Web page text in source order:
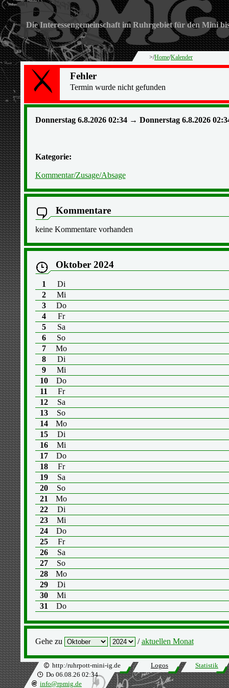
Die Interessengemeinschaft im Ruhrgebiet für den Mini
>/Home/Kalender
Fehler
Termin wurde nicht gefunden
Donnerstag 6.8.2026 02:34 → Donnerstag 6.8.2026
Kategorie:
Kommentar/Zusage/Absage
Kommentare
keine Kommentare vorhanden
Oktober 2024
1
Di
2
Mi
3
Do
4
Fr
5
Sa
6
So
7
Mo
8
Di
9
Mi
10
Do
11
Fr
12
Sa
13
So
14
Mo
15
Di
16
Mi
17
Do
18
Fr
19
Sa
20
So
21
Mo
22
Di
23
Mi
24
Do
25
Fr
26
Sa
27
So
28
Mo
29
Di
30
Mi
31
Do
Gehe zu /aktuellen Monat
http:/ruhrpott-mini-ig.de Logos
Statistik
Do 06.08.26 02:34
info@rpmig.de